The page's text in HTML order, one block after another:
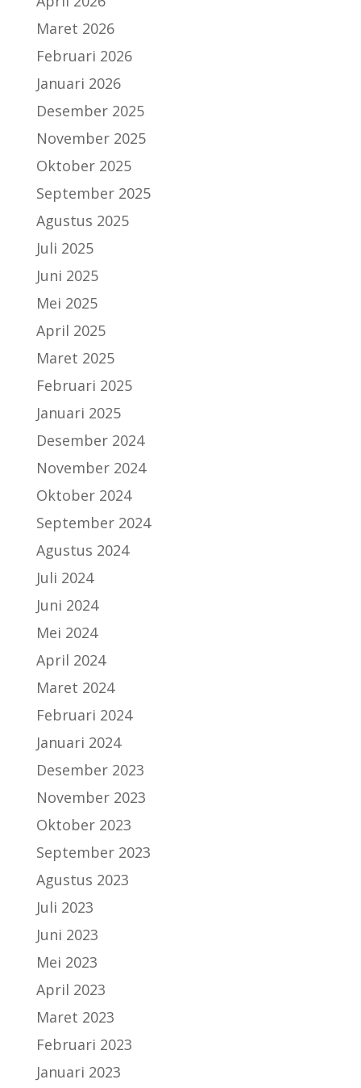
Maret 2026
Februari 2026
Januari 2026
Desember 2025
November 2025
Oktober 2025
September 2025
Agustus 2025
Juli 2025
Juni 2025
Mei 2025
April 2025
Maret 2025
Februari 2025
Januari 2025
Desember 2024
November 2024
Oktober 2024
September 2024
Agustus 2024
Juli 2024
Juni 2024
Mei 2024
April 2024
Maret 2024
Februari 2024
Januari 2024
Desember 2023
November 2023
Oktober 2023
September 2023
Agustus 2023
Juli 2023
Juni 2023
Mei 2023
April 2023
Maret 2023
Februari 2023
Januari 2023